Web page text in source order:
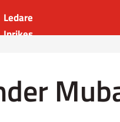
Ledare
Inrikes
Sport
Insänt